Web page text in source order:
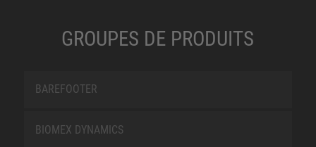
GROUPES DE PRODUITS
BAREFOOTER
BIOMEX DYNAMICS